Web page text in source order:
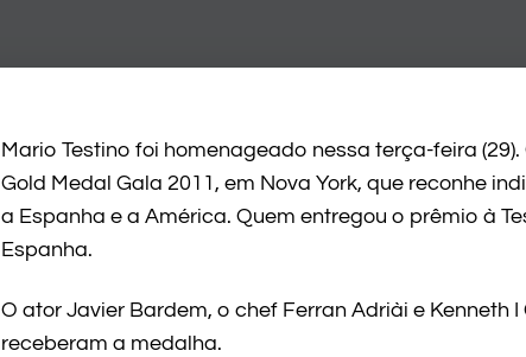
Mario Testino foi homenageado nessa terça-feira
Gold Medal Gala 2011, em Nova York, que reconhe
a Espanha e a América. Quem entregou o prêmio à
Espanha.
O ator Javier Bardem, o chef Ferran Adriài e Kenneth
receberam a medalha.